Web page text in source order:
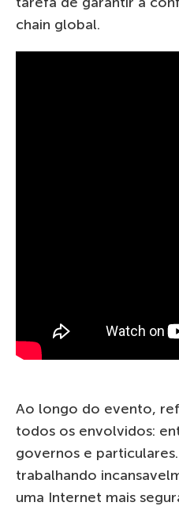
chain global.
Ao longo do evento,
todos os envolvidos:
governos e
trabalhando
uma Internet mais